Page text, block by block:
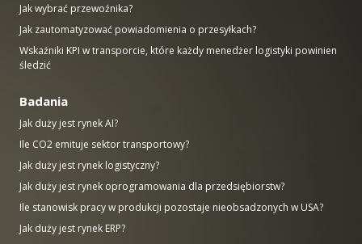
Jak wybrać przewoźnika?
Jak zautomatyzować powiadomienia o przesyłkach?
Wskaźniki KPI w transporcie, które każdy menedżer logistyki powinien
śledzić
Badania
Jak duży jest rynek AI?
Ile CO2 emituje sektor transportowy?
Jak duży jest rynek logistyczny?
Jak duży jest rynek oprogramowania dla przedsiębiorstw?
Ile stanowisk pracy w produkcji pozostaje nieobsadzonych w USA?
Jak duży jest rynek ERP?